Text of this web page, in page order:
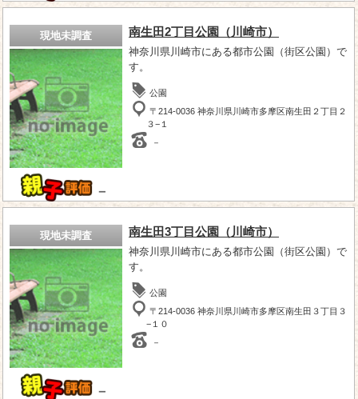
現地未調査
－
南生田2丁目公園（川崎市）
神奈川県川崎市にある都市公園（街区公園）で
す。
公園
〒214-0036 神奈川県川崎市多摩区南生田２丁目２
３−１
－
現地未調査
－
南生田3丁目公園（川崎市）
神奈川県川崎市にある都市公園（街区公園）で
す。
公園
〒214-0036 神奈川県川崎市多摩区南生田３丁目３
−１０
－